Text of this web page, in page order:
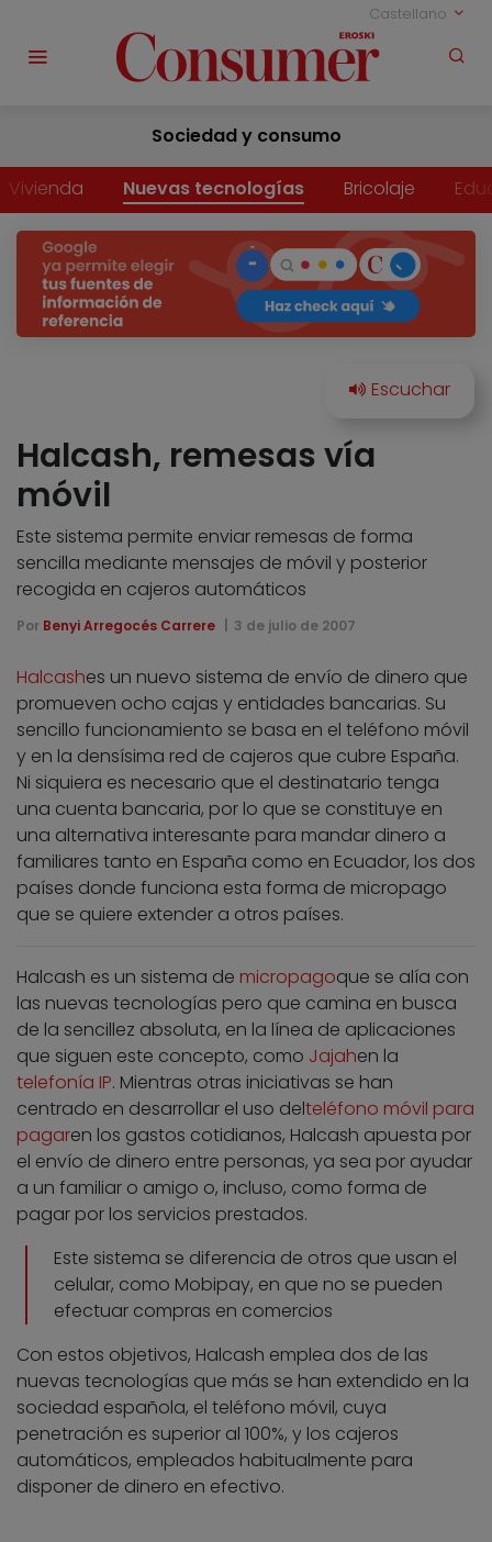
Castellano
Sociedad y consumo
Vivienda Nuevas tecnologías Bricolaje
Halcash, remesas vía
móvil
Este sistema permite enviar remesas de forma
sencilla mediante mensajes de móvil y posterior
recogida en cajeros automáticos
Por Benyi Arregocés Carrere 3 de julio de 2007
Halcashes un nuevo sistema de envío de dinero que
promueven ocho cajas y entidades bancarias. Su
sencillo funcionamiento se basa en el teléfono móvil
y en la densísima red de cajeros que cubre España.
Ni siquiera es necesario que el destinatario tenga
una cuenta bancaria, por lo que se constituye en
una alternativa interesante para mandar dinero a
familiares tanto en España como en Ecuador, los dos
países donde funciona esta forma de micropago
que se quiere extender a otros países.
Halcash es un sistema de micropagoque se alía con
las nuevas tecnologías pero que camina en busca
de la sencillez absoluta, en la línea de aplicaciones
que siguen este concepto, como Jajahen la
telefonía IP. Mientras otras iniciativas se han
centrado en desarrollar el uso delteléfono móvil para
pagaren los gastos cotidianos, Halcash apuesta por
el envío de dinero entre personas, ya sea por ayudar
a un familiar o amigo o, incluso, como forma de
pagar por los servicios prestados.
Este sistema se diferencia de otros que usan el
celular, como Mobipay, en que no se pueden
efectuar compras en comercios
Con estos objetivos, Halcash emplea dos de las
nuevas tecnologías que más se han extendido en la
sociedad española, el teléfono móvil, cuya
penetración es superior al 100%, y los cajeros
automáticos, empleados habitualmente para
disponer de dinero en efectivo.